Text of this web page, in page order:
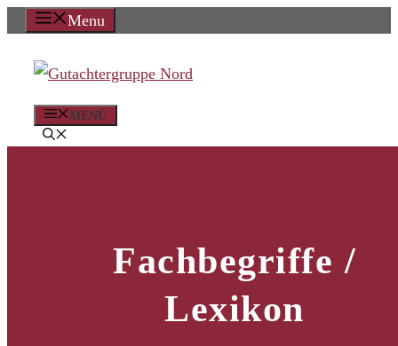
Zum
springen
Menu
MENÜ
Fachbegriffe /
Lexikon